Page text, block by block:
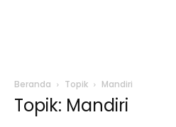
Beranda Topik Mandiri
Topik: Mandiri